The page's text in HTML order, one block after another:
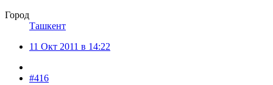
Город
Ташкент
11 Окт 2011 в 14:22
#416